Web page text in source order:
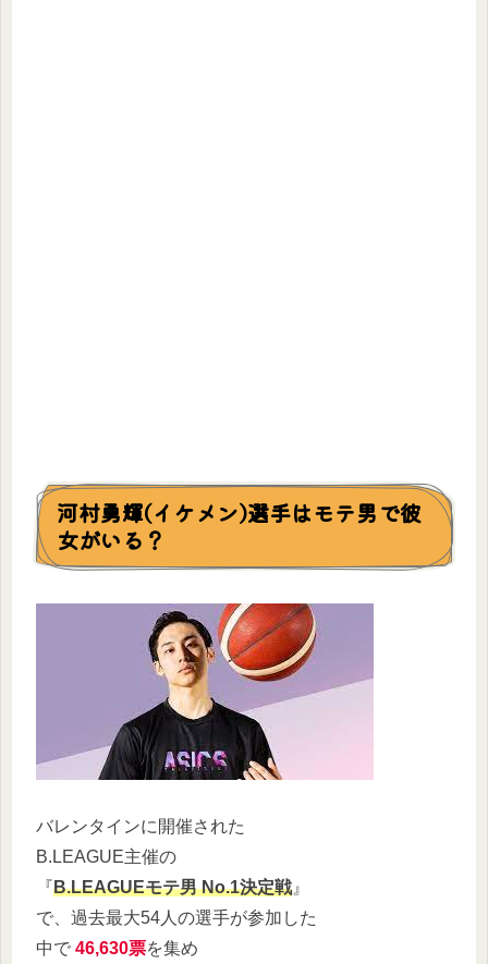
河村勇輝(イケメン)選手はモテ男で彼
女がいる？
バレンタインに開催された
B.LEAGUE主催の
『B.LEAGUEモテ男 No.1決定戦』
で、過去最大54人の選手が参加した
中で 46,630票を集め